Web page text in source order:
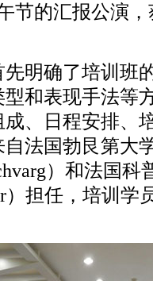
节的汇报公演
确了培训班
和表现手法等
、日程安排、
法国勃艮第大
）和法国科
）担任，培训学